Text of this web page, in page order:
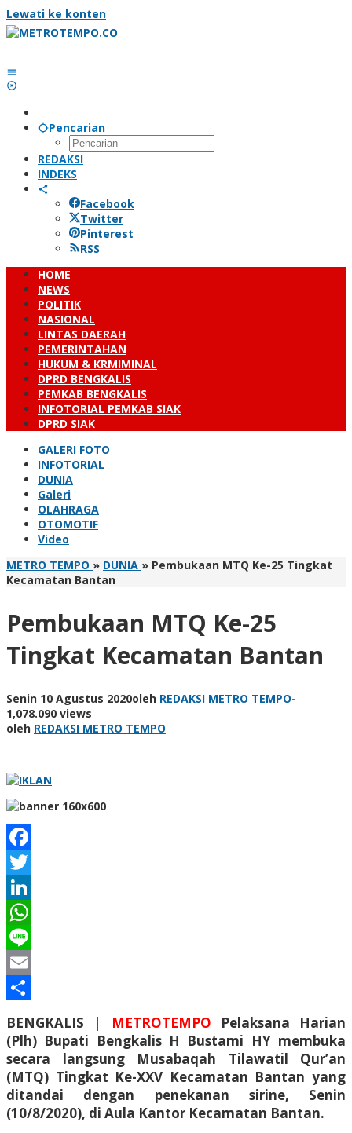
Lewati ke konten
Pencarian
REDAKSI
INDEKS
Facebook
Twitter
Pinterest
RSS
HOME
NEWS
POLITIK
NASIONAL
LINTAS DAERAH
PEMERINTAHAN
HUKUM & KRMIMINAL
DPRD BENGKALIS
PEMKAB BENGKALIS
INFOTORIAL PEMKAB SIAK
DPRD SIAK
GALERI FOTO
INFOTORIAL
DUNIA
Galeri
OLAHRAGA
OTOMOTIF
Video
METRO TEMPO » DUNIA » Pembukaan MTQ Ke-25 Tingkat
Kecamatan Bantan
Pembukaan MTQ Ke-25
Tingkat Kecamatan Bantan
Senin 10 Agustus 2020oleh REDAKSI METRO TEMPO-
1,078.090 views
oleh REDAKSI METRO TEMPO
Facebook
Twitter
LinkedIn
WhatsApp
Line
Email
BENGKALIS | METROTEMPO Pelaksana Harian
(Plh) Bupati Bengkalis H Bustami HY membuka
secara langsung Musabaqah Tilawatil Qur’an
(MTQ) Tingkat Ke-XXV Kecamatan Bantan yang
ditandai dengan penekanan sirine, Senin
(10/8/2020), di Aula Kantor Kecamatan Bantan.